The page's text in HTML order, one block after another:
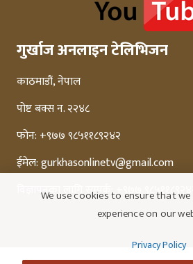
गुर्खाज अनलाइन टेलिभिजन
काठमाडौं, नेपाल
पोष्ट बक्स न. २२४८
फोन: +९७७ ९८५११८९२४२
ईमेल:gurkhasonlinetv@gmail.com
विज्ञापनका लागि सम्पर्क: +९७७
We use cookies to ensure that
experience on our
Privacy Policy